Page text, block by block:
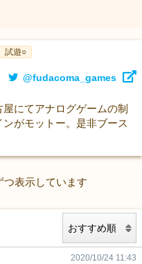
試遊○
@fudacoma_games
にてアナログゲームの制
がモットー。是非ブース
つ表示しています
2020/10/24 11:43